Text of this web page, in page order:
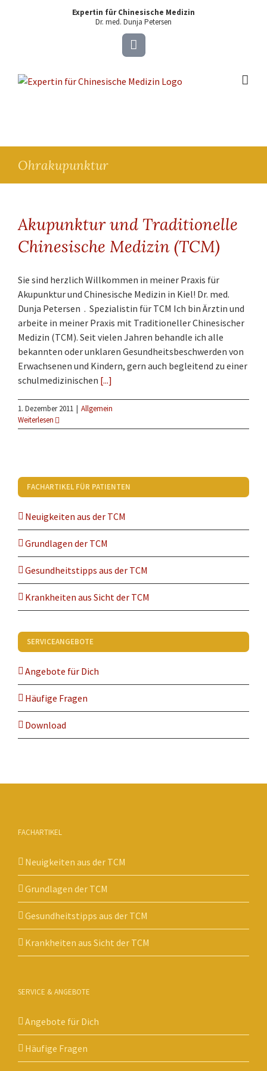
Expertin für Chinesische Medizin
Dr. med. Dunja Petersen
Ohrakupunktur
Akupunktur und Traditionelle
Chinesische Medizin (TCM)
Sie sind herzlich Willkommen in meiner Praxis für
Akupunktur und Chinesische Medizin in Kiel! Dr. med.
Dunja Petersen . Spezialistin für TCM Ich bin Ärztin und
arbeite in meiner Praxis mit Traditioneller Chinesischer
Medizin (TCM). Seit vielen Jahren behandle ich alle
bekannten oder unklaren Gesundheitsbeschwerden von
Erwachsenen und Kindern, gern auch begleitend zu einer
schulmedizinischen [...]
1. Dezember 2011 | Allgemein
Weiterlesen
FACHARTIKEL FÜR PATIENTEN
Neuigkeiten aus der TCM
Grundlagen der TCM
Gesundheitstipps aus der TCM
Krankheiten aus Sicht der TCM
SERVICEANGEBOTE
Angebote für Dich
Häufige Fragen
Download
FACHARTIKEL
Neuigkeiten aus der TCM
Grundlagen der TCM
Gesundheitstipps aus der TCM
Krankheiten aus Sicht der TCM
SERVICE & ANGEBOTE
Angebote für Dich
Häufige Fragen